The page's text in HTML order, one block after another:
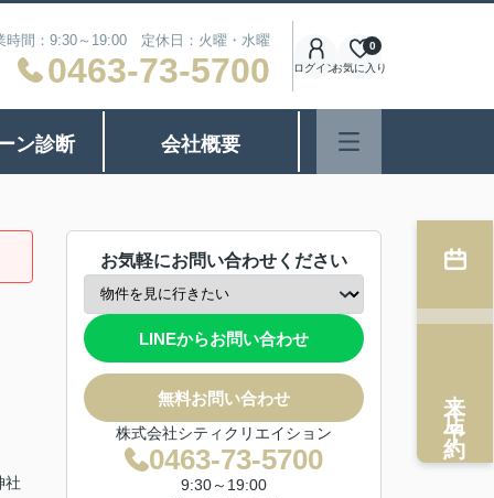
時間：9:30～19:00 定休日：火曜・水曜
0463-73-5700 ログインお気に入り
0
ン診断 会社概要
社
お気軽にお問い合わせください
LINEからお問い合わせ
無料お問い合わせ
株式会社シティクリエイション
0463-73-5700
9:30～19:00
来店予約